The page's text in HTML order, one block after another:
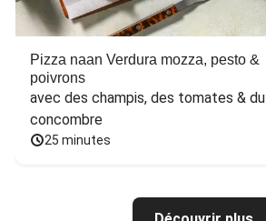
Pizza naan Verdura mozza, pesto &
poivrons
avec des champis, des tomates & du
concombre
25 minutes